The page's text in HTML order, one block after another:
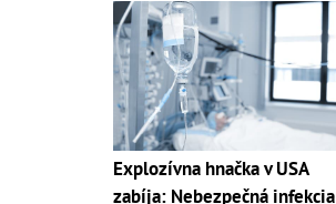
Explozívna hnačka v USA
zabíja: Nebezpečná infekcia